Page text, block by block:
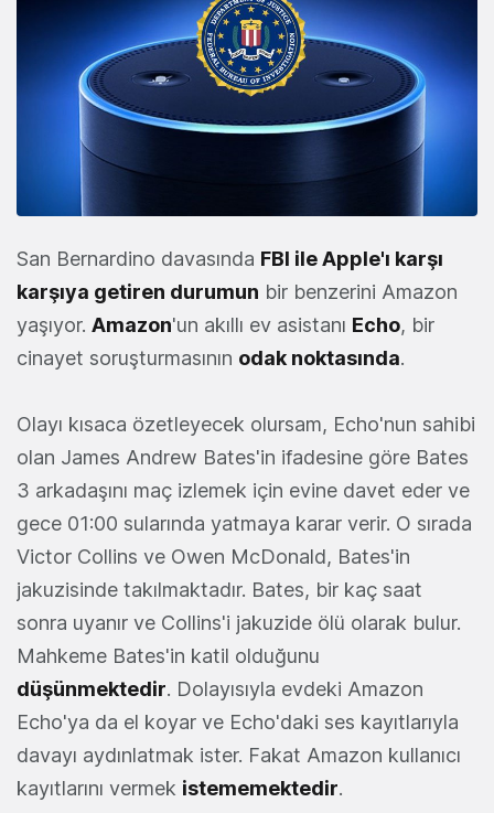
San Bernardino davasında FBI ile Apple'ı karşı
karşıya getiren durumun bir benzerini Amazon
yaşıyor. Amazon'un akıllı ev asistanı Echo, bir
cinayet soruşturmasının odak noktasında.
Olayı kısaca özetleyecek olursam, Echo'nun sahibi
olan James Andrew Bates'in ifadesine göre Bates
3 arkadaşını maç izlemek için evine davet eder ve
gece 01:00 sularında yatmaya karar verir. O sırada
Victor Collins ve Owen McDonald, Bates'in
jakuzisinde takılmaktadır. Bates, bir kaç saat
sonra uyanır ve Collins'i jakuzide ölü olarak bulur.
Mahkeme Bates'in katil olduğunu
düşünmektedir. Dolayısıyla evdeki Amazon
Echo'ya da el koyar ve Echo'daki ses kayıtlarıyla
davayı aydınlatmak ister. Fakat Amazon kullanıcı
kayıtlarını vermek istememektedir.